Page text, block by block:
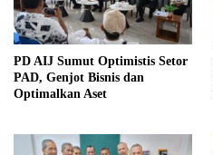
PD AIJ Sumut Optimistis Setor
PAD, Genjot Bisnis dan
Optimalkan Aset